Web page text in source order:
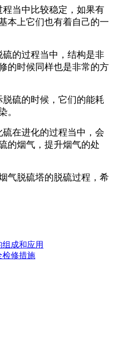
当中比较稳定，如果有
本上它们也有着自己的一
的过程当中，结构是非
的时候同样也是非常的方
硫的时候，它们的能耗
。
在进化的过程当中，会
的烟气，提升烟气的处
气脱硫塔的脱硫过程，希
成和应用
检修措施